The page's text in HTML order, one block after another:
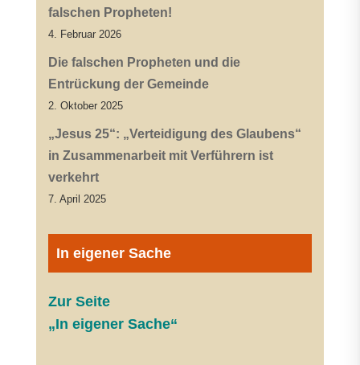
falschen Propheten!
4. Februar 2026
Die falschen Propheten und die
Entrückung der Gemeinde
2. Oktober 2025
„Jesus 25“: „Verteidigung des Glaubens“
in Zusammenarbeit mit Verführern ist
verkehrt
7. April 2025
In eigener Sache
Zur Seite
„In eigener Sache“